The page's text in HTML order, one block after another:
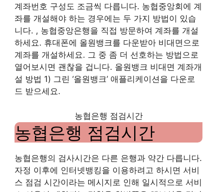
계좌번호 구성도 조금씩 다릅니다. 농협중앙회에 계
좌를 개설해야 하는 경우에는 두 가지 방법이 있습
니다. , 농협중앙은행을 직접 방문하여 계좌를 개설
하세요. 휴대폰에 올원뱅크를 다운받아 비대면으로
계좌를 개설하세요. 그 중 좀 더 선호하는 방법으로
열어보시면 괜찮을 겁니다. 올원뱅크 비대면 계좌개
설 방법 1) 그린 ‘올원뱅크’ 애플리케이션을 다운로
드 받으세요.
농협은행 점검시간
농협은행 점검시간
농협은행의 검사시간은 다른 은행과 약간 다릅니다.
자정 이후에 인터넷뱅킹을 이용하려고 하시면 서비
스 점검 시간이라는 메시지로 인해 일시적으로 서비